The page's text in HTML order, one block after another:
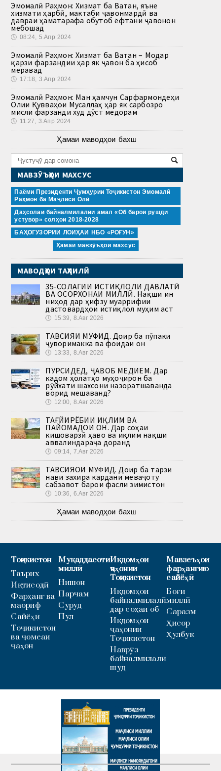
Эмомалӣ Раҳмон: Хизмат ба Ватан, яъне
хизмати ҳарбӣ, мактаби ҷавонмардӣ ва
давраи ҳаматарафа обутоб ёфтани ҷавонон
мебошад
🕔 08:24, 5.Апр 2024
Эмомалӣ Раҳмон: Хизмат ба Ватан – Модар
қарзи фарзандии ҳар як ҷавон ба ҳисоб
меравад
🕔 17:18, 3.Апр 2024
Эмомалӣ Раҳмон: Ман ҳамчун Сарфармондеҳи
Олии Қувваҳои Мусаллаҳ ҳар як сарбозро
мисли фарзанди худ дӯст медорам
🕔 11:27, 3.Апр 2024
Ҳамаи маводҳои бахш
МАВЗӮЪҲОИ МАХСУС
Паёми Президенти Ҷумҳурии Тоҷикистон Эмомалӣ
Раҳмон ба Маҷлиси Олӣ
Даҳсолаи байналмилалии амал «Об барои рушди
устувор» солҳои 2018-2028
БАҲОГУЗОРИИ ЛОИҲАИ НБО «РОҒУН»
Ҳамаи мавзӯъҳои махсус
МАВОДҲОИ ТАҲЛИЛӢ
35-СОЛАГИИ ИСТИҚЛОЛИ ДАВЛАТӢ
ВА ОСОРХОНАИ МИЛЛӢ. Нақши ин
ниҳод дар ҳифзу муаррифии
дастовардҳои истиқлол муҳим аст
🕔 15:39, 8.Авг 2026
ТАВСИЯИ МУФИД. Доир ба пӯпаки
ҷуворимакка ва фоидаи он
🕔 13:33, 8.Авг 2026
ПУРСИДЕД, ҶАВОБ МЕДИҲЕМ. Дар
кадом ҳолатҳо муҳоҷирон ба
рӯйхати шахсони назоратшаванда
ворид мешаванд?
🕔 12:00, 8.Авг 2026
ТАҒЙИРЁБИИ ИҚЛИМ ВА
ПАЙОМАДҲОИ ОН. Дар соҳаи
кишоварзӣ ҳаво ва иқлим нақши
аввалиндараҷа доранд
🕔 09:14, 7.Авг 2026
ТАВСИЯҲОИ МУФИД. Доир ба тарзи
нави захира кардани меваҷоту
сабзавот барои фасли зимистон
🕔 10:36, 6.Авг 2026
Ҳамаи маводҳои бахш
Тоҷикистон
Таърих
Иқтисодӣ
Фарҳанг ва
маориф
Сайёҳӣ
Тоҷикистон
ва ҷомеаи
ҷаҳон
Муқаддасоти
миллӣ
Нишон
Парчам
Суруд
Пул
Иқдомҳои
ҷаҳонии
Тоҷикистон
Иқдомҳои
байналмилалӣ
дар соҳаи об
Иқдомҳои
ҷаҳонии
Тоҷикистон
Наврӯз
байналмилалӣ
шуд
Мавзеъҳои
фарҳангию
сайёҳӣ
Боғи
миллӣ
Саразм
Ҳисор
Ҳулбук